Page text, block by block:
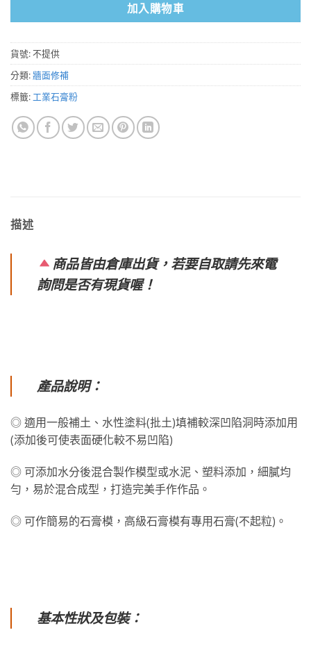
加入購物車
貨號:不提供
分類:牆面修補
標籤: 工業石膏粉
描述
商品皆由倉庫出貨，若要自取請先來電
詢問是否有現貨喔！
產品說明：
◎ 適用一般補土、水性塗料(批土)填補較深凹陷洞時添加用
(添加後可使表面硬化較不易凹陷)
◎ 可添加水分後混合製作模型或水泥、塑料添加，細膩均
勻，易於混合成型，打造完美手作作品。
◎ 可作簡易的石膏模，高級石膏模有專用石膏(不起粒)。
基本性狀及包裝：